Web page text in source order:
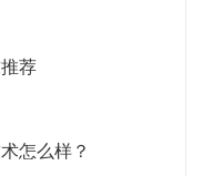
荐
怎么样？